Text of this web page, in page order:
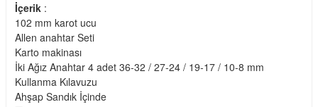
İçerik :
102 mm karot ucu
Allen anahtar Seti
Karto makinası
İki Ağız Anahtar 4 adet 36-32 / 27-24 / 19-17 / 10-8 mm
Kullanma Kılavuzu
Ahşap Sandık İçinde